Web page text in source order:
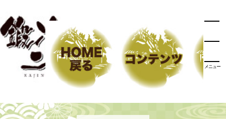
メニュー